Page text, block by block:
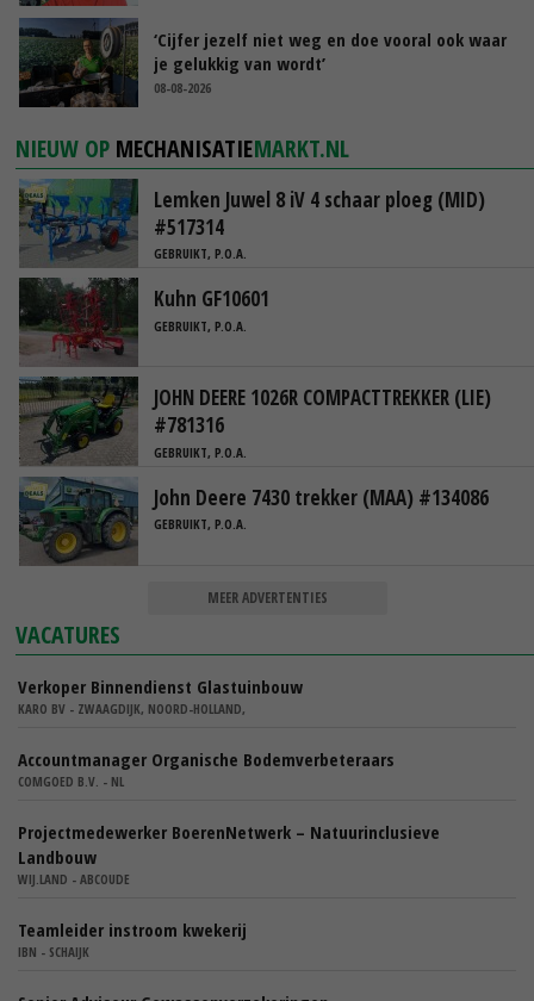
‘Cijfer jezelf niet weg en doe vooral ook waar
je gelukkig van wordt’
08-08-2026
NIEUW OP MECHANISATIEMARKT.NL
Lemken Juwel 8 iV 4 schaar ploeg (MID)
#517314
GEBRUIKT, P.O.A.
Kuhn GF10601
GEBRUIKT, P.O.A.
JOHN DEERE 1026R COMPACTTREKKER (LIE)
#781316
GEBRUIKT, P.O.A.
John Deere 7430 trekker (MAA) #134086
GEBRUIKT, P.O.A.
MEER ADVERTENTIES
VACATURES
Verkoper Binnendienst Glastuinbouw
KARO BV - ZWAAGDIJK, NOORD-HOLLAND,
Accountmanager Organische Bodemverbeteraars
COMGOED B.V. - NL
Projectmedewerker BoerenNetwerk – Natuurinclusieve
Landbouw
WIJ.LAND - ABCOUDE
Teamleider instroom kwekerij
IBN - SCHAIJK